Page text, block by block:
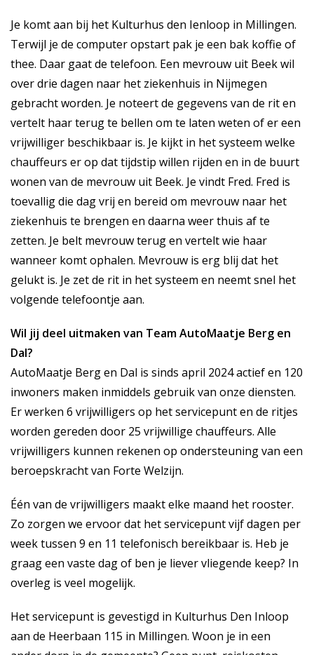
Je komt aan bij het Kulturhus den Ienloop in Millingen.
Terwijl je de computer opstart pak je een bak koffie of
thee. Daar gaat de telefoon. Een mevrouw uit Beek wil
over drie dagen naar het ziekenhuis in Nijmegen
gebracht worden. Je noteert de gegevens van de rit en
vertelt haar terug te bellen om te laten weten of er een
vrijwilliger beschikbaar is. Je kijkt in het systeem welke
chauffeurs er op dat tijdstip willen rijden en in de buurt
wonen van de mevrouw uit Beek. Je vindt Fred. Fred is
toevallig die dag vrij en bereid om mevrouw naar het
ziekenhuis te brengen en daarna weer thuis af te
zetten. Je belt mevrouw terug en vertelt wie haar
wanneer komt ophalen. Mevrouw is erg blij dat het
gelukt is. Je zet de rit in het systeem en neemt snel het
volgende telefoontje aan.
Wil jij deel uitmaken van Team AutoMaatje Berg en
Dal?
AutoMaatje Berg en Dal is sinds april 2024 actief en 120
inwoners maken inmiddels gebruik van onze diensten.
Er werken 6 vrijwilligers op het servicepunt en de ritjes
worden gereden door 25 vrijwillige chauffeurs. Alle
vrijwilligers kunnen rekenen op ondersteuning van een
beroepskracht van Forte Welzijn.
Één van de vrijwilligers maakt elke maand het rooster.
Zo zorgen we ervoor dat het servicepunt vijf dagen per
week tussen 9 en 11 telefonisch bereikbaar is. Heb je
graag een vaste dag of ben je liever vliegende keep? In
overleg is veel mogelijk.
Het servicepunt is gevestigd in Kulturhus Den Inloop
aan de Heerbaan 115 in Millingen. Woon je in een